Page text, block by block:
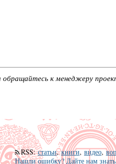
к менеджеру
RSS:статьи,книги,видео,
Нашли ошибку? Дайте нам